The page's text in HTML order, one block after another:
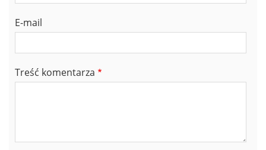
E-mail
Treść komentarza